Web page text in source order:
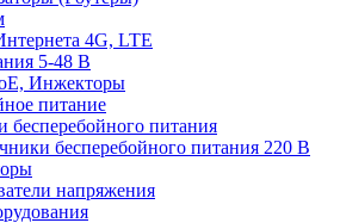
4G, LTE
5-48 В
Инжекторы
питание
бесперебойного питания
бесперебойного питания 220 В
напряжения